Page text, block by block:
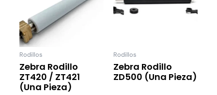
Rodillos
Zebra Rodillo
ZT420 / ZT421
(una Pieza)
Rodillos
Zebra Rodillo
ZD500 (una Pieza)